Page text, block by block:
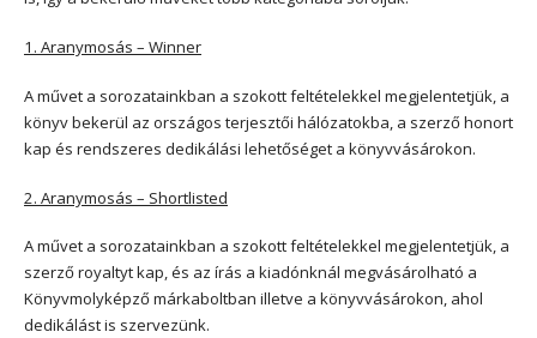
1. Aranymosás – Winner
A művet a sorozatainkban a szokott feltételekkel megjelentetjük, a
könyv bekerül az országos terjesztői hálózatokba, a szerző honort
kap és rendszeres dedikálási lehetőséget a könyvvásárokon.
2. Aranymosás – Shortlisted
A művet a sorozatainkban a szokott feltételekkel megjelentetjük, a
szerző royaltyt kap, és az írás a kiadónknál megvásárolható a
Könyvmolyképző márkaboltban illetve a könyvvásárokon, ahol
dedikálást is szervezünk.